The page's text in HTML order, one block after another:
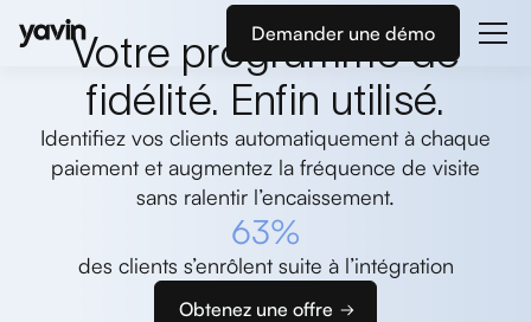
Demander une démo
Votre programme de
fidélité. Enfin utilisé.
Identifiez vos clients automatiquement à chaque
paiement et augmentez la fréquence de visite
sans ralentir l’encaissement.
63%
des clients s’enrôlent suite à l’intégration
Obtenez une offre